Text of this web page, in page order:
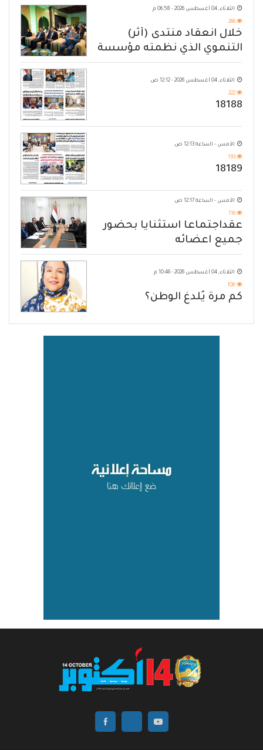
الثلاثاء, 04 أغسطس 2026 - 06:58 م
266
خلال انعقاد منتدى (أثر)
التنموي الذي نظمته مؤسسة
حضرموت
الثلاثاء, 04 أغسطس 2026 - 12:12 ص
222
18188
الأمس - الساعة 12:13 ص
193
18189
الأمس - الساعة 12:17 ص
116
عقداجتماعا استثنايا بحضور
جميع اعضائه
الثلاثاء, 04 أغسطس 2026 - 10:46 م
108
كم مرة يُلدغ الوطن؟